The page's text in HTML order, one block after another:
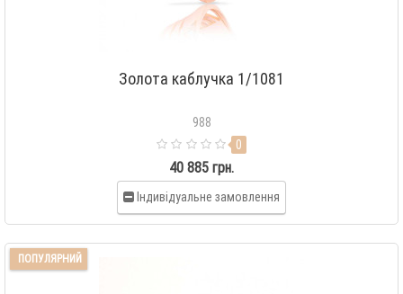
Золота каблучка 1/1081
988
0
40 885 грн.
Індивідуальне замовлення
ПОПУЛЯРНИЙ